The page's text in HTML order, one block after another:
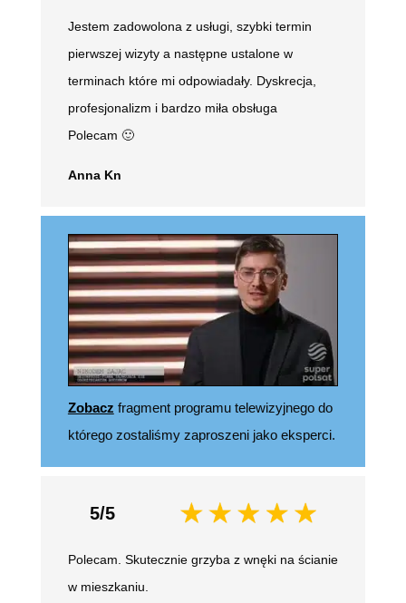
Jestem zadowolona z usługi, szybki termin
pierwszej wizyty a następne ustalone w
terminach które mi odpowiadały. Dyskrecja,
profesjonalizm i bardzo miła obsługa
Polecam 🙂
Anna Kn
Zobacz fragment programu telewizyjnego do
którego zostaliśmy zaproszeni jako eksperci.
5/5
Polecam. Skutecznie grzyba z wnęki na ścianie
w mieszkaniu.